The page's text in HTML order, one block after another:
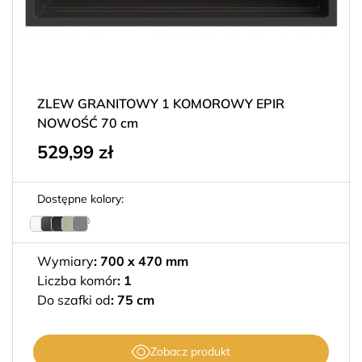
ZLEW GRANITOWY 1 KOMOROWY EPIR
NOWOŚĆ 70 cm
529,99 zł
Dostępne kolory:
Wymiary: 700 x 470 mm
Liczba komór: 1
Do szafki od: 75 cm
Zobacz produkt